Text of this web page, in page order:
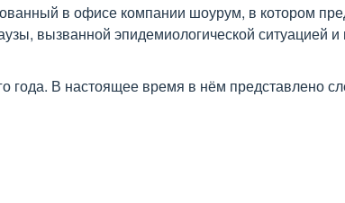
в офисе компании шоурум, в котором
вызванной эпидемиологической ситуацией
года. В настоящее время в нём представлено